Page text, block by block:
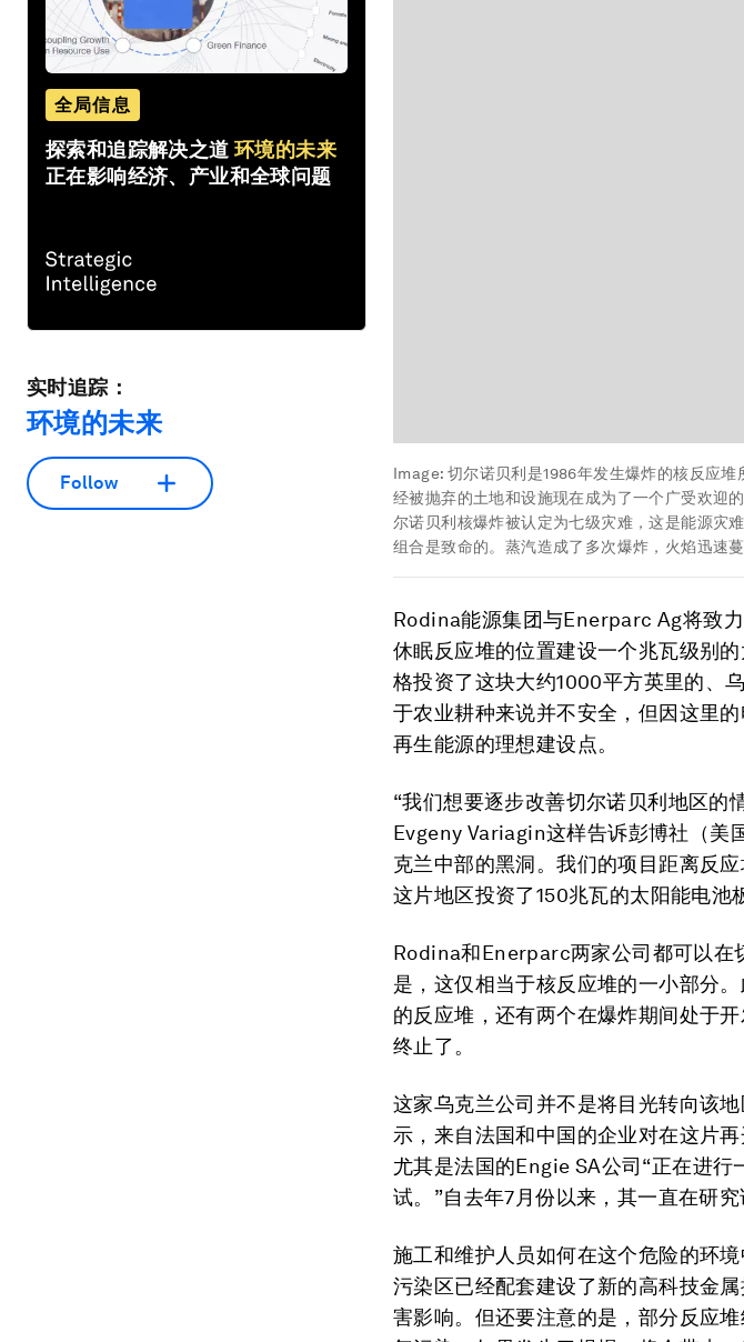
全局信息
探索和追踪解决之道 环境的未来
正在影响经济、产业和全球问题
实时追踪：
环境的未来
Follow Image: 切尔诺贝利是1986年发生爆炸的核反应
经被抛弃的土地和设施现在成为了一个广受欢迎
尔诺贝利核爆炸被认定为七级灾难，这是能源灾
组合是致命的。蒸汽造成了多次爆炸，火焰迅速
Rodina能源集团与Enerparc Ag将致
休眠反应堆的位置建设一个兆瓦级别
格投资了这块大约1000平方英里的、
于农业耕种来说并不安全，但因这里
再生能源的理想建设点。
“我们想要逐步改善切尔诺贝利地区的
Evgeny Variagin这样告诉彭博社（美
克兰中部的黑洞。我们的项目距离反
这片地区投资了150兆瓦的太阳能电池
Rodina和Enerparc两家公司都可以在
是，这仅相当于核反应堆的一小部分
的反应堆，还有两个在爆炸期间处于
终止了。
这家乌克兰公司并不是将目光转向该
示，来自法国和中国的企业对在这片
尤其是法国的Engie SA公司“正在进行
试。”自去年7月份以来，其一直在研究
施工和维护人员如何在这个危险的环
污染区已经配套建设了新的高科技金
害影响。但还要注意的是，部分反应